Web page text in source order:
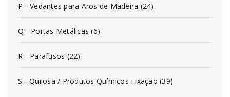
P - Vedantes para Aros de Madeira (24)
Q - Portas Metálicas (6)
R - Parafusos (22)
S - Quilosa / Produtos Químicos Fixação (39)